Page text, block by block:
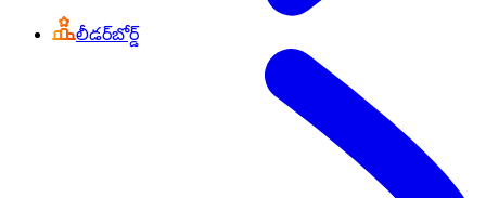
లీడర్‌బోర్డ్